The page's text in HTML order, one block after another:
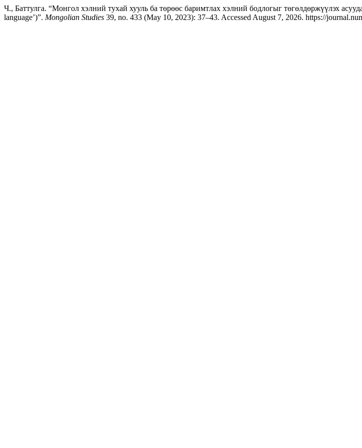
Ч., Баттулга. “Монгол хэлний тухай хууль ба төрөөс баримтлах хэлний бодлогыг төгөлдөржүүлэх
language’)”. Mongolian Studies 39, no. 433 (May 10, 2023): 37–43. Accessed August 7, 2026. https://